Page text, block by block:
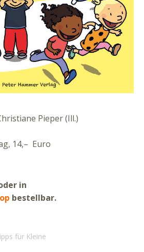
Pieper (Ill.)
14,– Euro
in
bestellbar.
für Kleine